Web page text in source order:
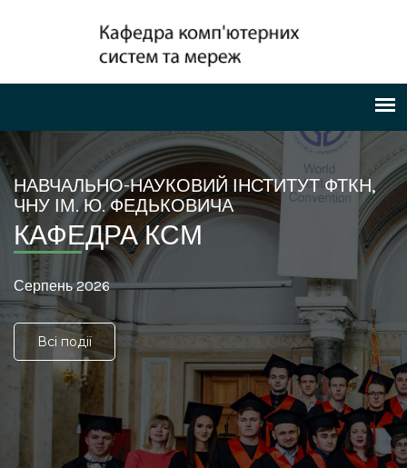
НАВЧАЛЬНО-НАУКОВИЙ ІНСТИТУТ ФТКН,
ЧНУ ІМ. Ю. ФЕДЬКОВИЧА
КАФЕДРА КСМ
Серпень 2026
Всі події